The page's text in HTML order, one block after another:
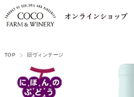
TOP 旧ヴィンテージ